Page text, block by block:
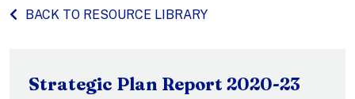
BACK TO RESOURCE LIBRARY
Strategic Plan Report 2020-23